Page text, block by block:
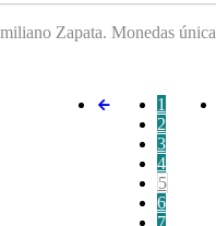
Zapata. Monedas
1
2
3
4
5
6
7